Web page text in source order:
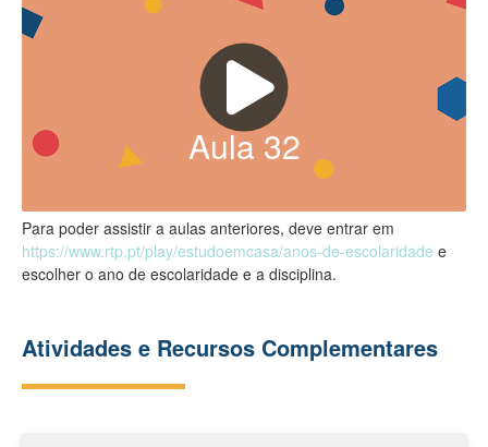
Aula32
Para poder assistir a aulas anteriores, deve entrar em
https://www.rtp.pt/play/estudoemcasa/anos-de-escolaridade e
escolher o ano de escolaridade e a disciplina.
Atividades e Recursos Complementares